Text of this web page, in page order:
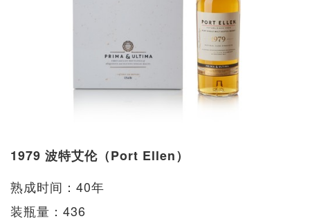
1979 波特艾伦（Port Ellen）
熟成时间：40年
装瓶量：436